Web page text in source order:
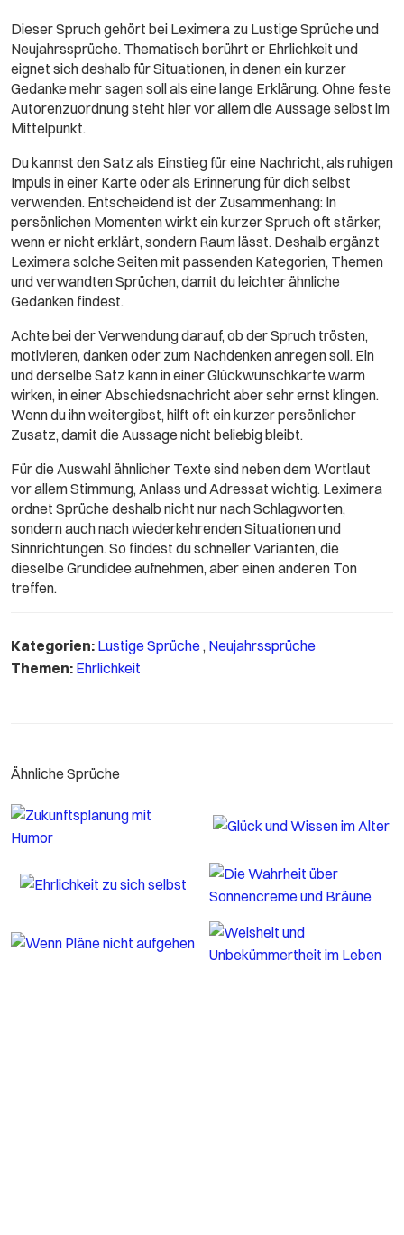
Dieser Spruch gehört bei Leximera zu Lustige Sprüche und
Neujahrssprüche. Thematisch berührt er Ehrlichkeit und
eignet sich deshalb für Situationen, in denen ein kurzer
Gedanke mehr sagen soll als eine lange Erklärung. Ohne feste
Autorenzuordnung steht hier vor allem die Aussage selbst im
Mittelpunkt.
Du kannst den Satz als Einstieg für eine Nachricht, als ruhigen
Impuls in einer Karte oder als Erinnerung für dich selbst
verwenden. Entscheidend ist der Zusammenhang: In
persönlichen Momenten wirkt ein kurzer Spruch oft stärker,
wenn er nicht erklärt, sondern Raum lässt. Deshalb ergänzt
Leximera solche Seiten mit passenden Kategorien, Themen
und verwandten Sprüchen, damit du leichter ähnliche
Gedanken findest.
Achte bei der Verwendung darauf, ob der Spruch trösten,
motivieren, danken oder zum Nachdenken anregen soll. Ein
und derselbe Satz kann in einer Glückwunschkarte warm
wirken, in einer Abschiedsnachricht aber sehr ernst klingen.
Wenn du ihn weitergibst, hilft oft ein kurzer persönlicher
Zusatz, damit die Aussage nicht beliebig bleibt.
Für die Auswahl ähnlicher Texte sind neben dem Wortlaut
vor allem Stimmung, Anlass und Adressat wichtig. Leximera
ordnet Sprüche deshalb nicht nur nach Schlagworten,
sondern auch nach wiederkehrenden Situationen und
Sinnrichtungen. So findest du schneller Varianten, die
dieselbe Grundidee aufnehmen, aber einen anderen Ton
treffen.
Kategorien: Lustige Sprüche, Neujahrssprüche
Themen: Ehrlichkeit
Ähnliche Sprüche